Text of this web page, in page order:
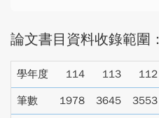
論文書目資料收錄範圍：
學年度 114 113 112
筆數 1978 3645 3553